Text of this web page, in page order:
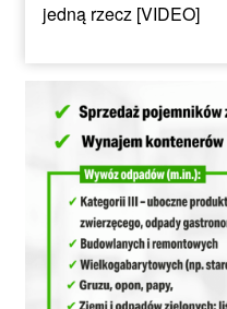
jedną rzecz [VIDEO]